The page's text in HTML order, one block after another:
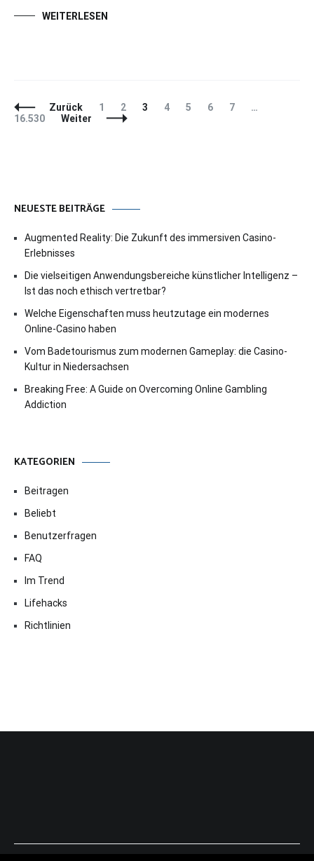
WEITERLESEN
Beitragsnavigation
Zurück Seite
1 Seite
2 Seite
3 Seite
4 Seite
5 Seite
6 Seite
7 …
16.530
Weiter
NEUESTE BEITRÄGE
Augmented Reality: Die Zukunft des immersiven Casino-
Erlebnisses
Die vielseitigen Anwendungsbereiche künstlicher Intelligenz –
Ist das noch ethisch vertretbar?
Welche Eigenschaften muss heutzutage ein modernes
Online-Casino haben
Vom Badetourismus zum modernen Gameplay: die Casino-
Kultur in Niedersachsen
Breaking Free: A Guide on Overcoming Online Gambling
Addiction
KATEGORIEN
Beitragen
Beliebt
Benutzerfragen
FAQ
Im Trend
Lifehacks
Richtlinien